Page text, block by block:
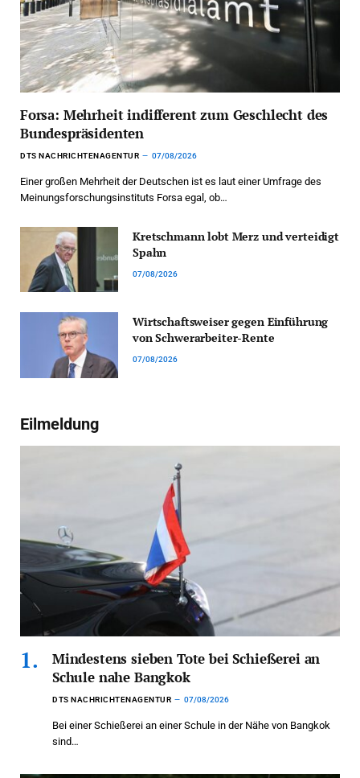
Forsa: Mehrheit indifferent zum Geschlecht des
Bundespräsidenten
DTS NACHRICHTENAGENTUR 07/08/2026
Einer großen Mehrheit der Deutschen ist es laut einer Umfrage des
Meinungsforschungsinstituts Forsa egal, ob…
Kretschmann lobt Merz und verteidigt
Spahn
07/08/2026
Wirtschaftsweiser gegen Einführung
von Schwerarbeiter-Rente
07/08/2026
Eilmeldung
Mindestens sieben Tote bei Schießerei an
Schule nahe Bangkok
DTS NACHRICHTENAGENTUR 07/08/2026
Bei einer Schießerei an einer Schule in der Nähe von Bangkok
sind…